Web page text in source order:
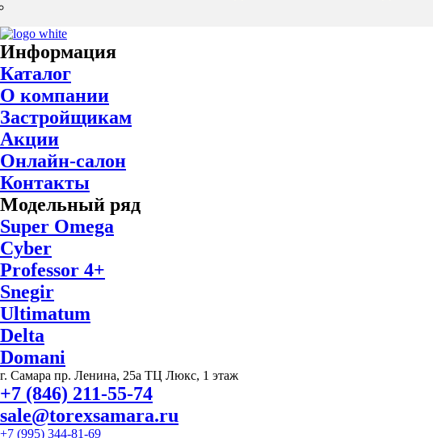
Информация
Каталог
О компании
Застройщикам
Акции
Онлайн-салон
Контакты
Модельный ряд
Super Omega
Cyber
Professor 4+
Snegir
Ultimatum
Delta
Domani
г. Самара пр. Ленина, 25а ТЦ Люкс, 1 этаж
+7 (846) 211-55-74
sale@torexsamara.ru
+7 (995) 344-81-69